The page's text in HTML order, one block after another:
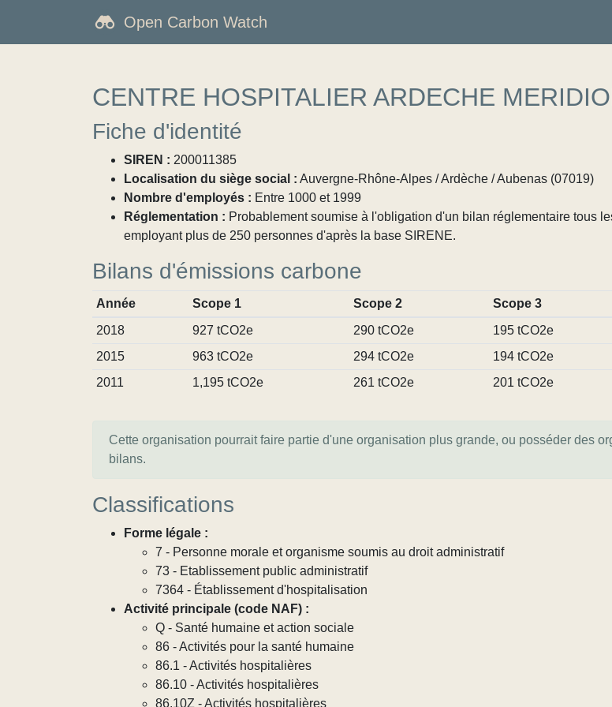
Open Carbon Watch
CENTRE HOSPITALIER ARDECHE
Fiche d'identité
SIREN : 200011385
Localisation du siège social : Auvergne-Rhône-Alpes / Ardèche / Aubenas (07019)
Nombre d'employés : Entre 1000 et 1999
Réglementation : Probablement soumise à l'obligation d'un bilan réglementaire tous
employant plus de 250 personnes d'après la base SIRENE.
Bilans d'émissions carbone
Année Scope 1 Scope 2 Scope 3
2018
927 tCO2e 290 tCO2e 195 tCO2e
2015
963 tCO2e 294 tCO2e 194 tCO2e
2011
1,195 tCO2e 261 tCO2e 201 tCO2e
Cette organisation pourrait faire partie d'une organisation plus grande, ou posséder des
bilans.
Classifications
Forme légale :
7 - Personne morale et organisme soumis au droit administratif
73 - Etablissement public administratif
7364 - Établissement d'hospitalisation
Activité principale (code NAF) :
Q - Santé humaine et action sociale
86 - Activités pour la santé humaine
86.1 - Activités hospitalières
86.10 - Activités hospitalières
86.10Z - Activités hospitalières